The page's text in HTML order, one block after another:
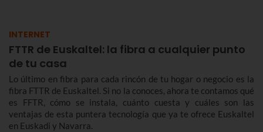
INTERNET
FTTR de Euskaltel: la fibra a cualquier punto
de tu casa
Lo último en fibra para cada rincón de tu hogar o negocio es la
fibra FTTR de Euskaltel. Si no la conoces, ahora te contamos qué
es FFTR, cómo se instala, cuánto cuesta y cuáles son las
ventajas de esta puntera tecnología que ya te ofrece Euskaltel
en Euskadi y Navarra.